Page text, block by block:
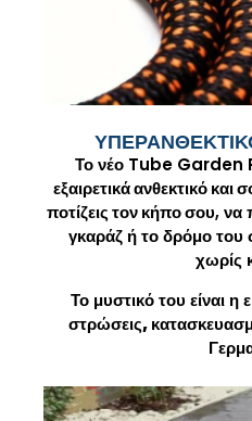
Το νέο Tube Garden
εξαιρετικά ανθεκτικό και
ποτίζεις τον κήπο σου, να
γκαράζ ή το δρόμο του
χωρίς
Το μυστικό του είναι η
στρώσεις,